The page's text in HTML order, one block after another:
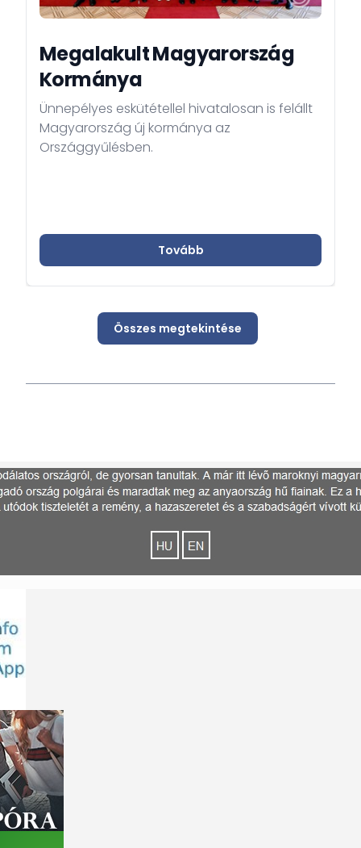
Megalakult Magyarország
Kormánya
Ünnepélyes eskütétellel hivatalosan is felállt
Magyarország új kormánya az
Országgyűlésben.
Tovább
Összes megtekintése